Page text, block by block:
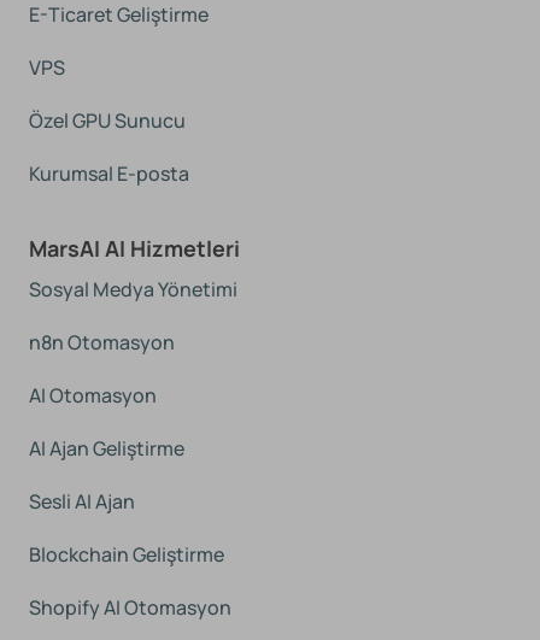
E-Ticaret Geliştirme
VPS
Özel GPU Sunucu
Kurumsal E-posta
MarsAI AI Hizmetleri
Sosyal Medya Yönetimi
n8n Otomasyon
AI Otomasyon
AI Ajan Geliştirme
Sesli AI Ajan
Blockchain Geliştirme
Shopify AI Otomasyon